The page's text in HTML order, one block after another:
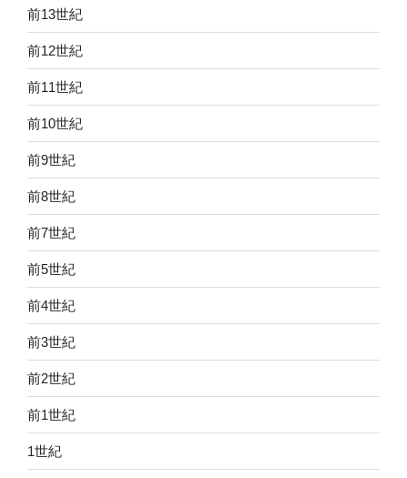
前13世紀
前12世紀
前11世紀
前10世紀
前9世紀
前8世紀
前7世紀
前5世紀
前4世紀
前3世紀
前2世紀
前1世紀
1世紀